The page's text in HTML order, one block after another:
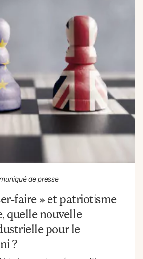
de presse
faire » et patriotisme
quelle nouvelle
pour le
?